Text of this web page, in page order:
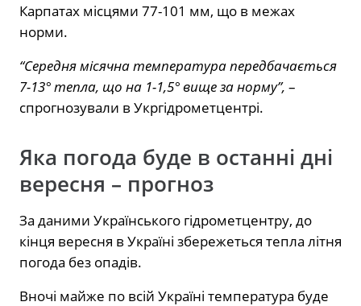
Карпатах місцями 77-101 мм, що в межах
норми.
“Середня місячна температура передбачається
7-13° тепла, що на 1-1,5° вище за норму”, –
спрогнозували в Укргідрометцентрі.
Яка погода буде в останні дні
вересня – прогноз
За даними Українського гідрометцентру, до
кінця вересня в Україні збережеться тепла літня
погода без опадів.
Вночі майже по всій Україні температура буде